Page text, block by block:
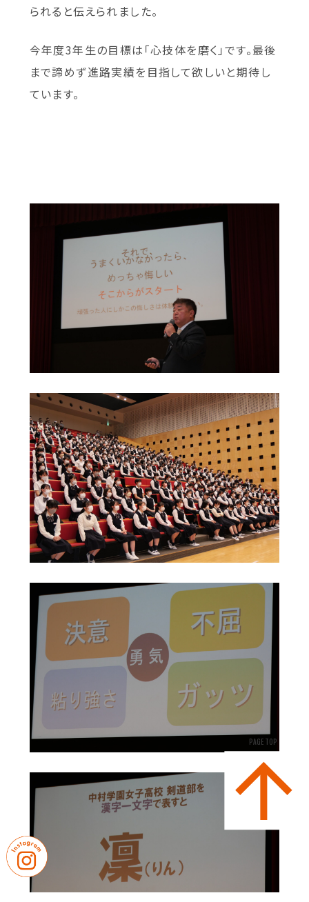
られると伝えられました。
今年度3年生の目標は「心技体を磨く」です。最後
まで諦めず進路実績を目指して欲しいと期待し
ています。
PAGE TOP